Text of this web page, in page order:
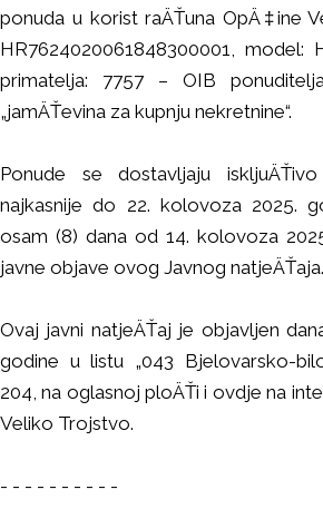
ponuda u korist raÄŤuna OpÄ‡ine
HR7624020061848300001,
primatelja: 7757 – OIB
„jamÄŤevina za kupnju nekretnine“.
Ponude se dostavljaju
najkasnije do 22. kolovoza 2025.
osam (8) dana od 14. kolovoza
javne objave ovog Javnog natjeÄŤaja.
Ovaj javni natjeÄŤaj je objavljen
godine u listu „043 Bjelovarsko-
204, na oglasnoj ploÄŤi i ovdje na
Veliko Trojstvo.
- - - - - - - - - -